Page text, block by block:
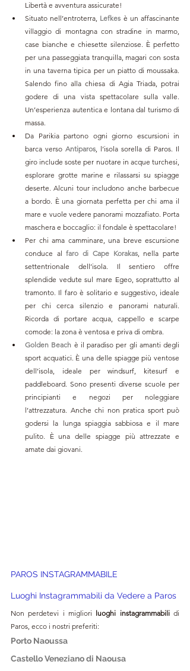
Libertà e avventura assicurate!
Situato nell’entroterra, Lefkes è un affascinante
villaggio di montagna con stradine in marmo,
case bianche e chiesette silenziose. È perfetto
per una passeggiata tranquilla, magari con sosta
in una taverna tipica per un piatto di moussaka.
Salendo fino alla chiesa di Agia Triada, potrai
godere di una vista spettacolare sulla valle.
Un’esperienza autentica e lontana dal turismo di
massa.
Da Parikia partono ogni giorno escursioni in
barca verso Antiparos, l’isola sorella di Paros. Il
giro include soste per nuotare in acque turchesi,
esplorare grotte marine e rilassarsi su spiagge
deserte. Alcuni tour includono anche barbecue
a bordo. È una giornata perfetta per chi ama il
mare e vuole vedere panorami mozzafiato. Porta
maschera e boccaglio: il fondale è spettacolare!
Per chi ama camminare, una breve escursione
conduce al faro di Cape Korakas, nella parte
settentrionale dell’isola. Il sentiero offre
splendide vedute sul mare Egeo, soprattutto al
tramonto. Il faro è solitario e suggestivo, ideale
per chi cerca silenzio e panorami naturali.
Ricorda di portare acqua, cappello e scarpe
comode: la zona è ventosa e priva di ombra.
Golden Beach è il paradiso per gli amanti degli
sport acquatici. È una delle spiagge più ventose
dell’isola, ideale per windsurf, kitesurf e
paddleboard. Sono presenti diverse scuole per
principianti e negozi per noleggiare
l’attrezzatura. Anche chi non pratica sport può
godersi la lunga spiaggia sabbiosa e il mare
pulito. È una delle spiagge più attrezzate e
amate dai giovani.
PAROS INSTAGRAMMABILE
Luoghi Instagrammabili da Vedere a Paros
Non perdetevi i migliori luoghi instagrammabili
Paros, ecco i nostri preferiti:
Porto Naoussa
Castello Veneziano di Naousa